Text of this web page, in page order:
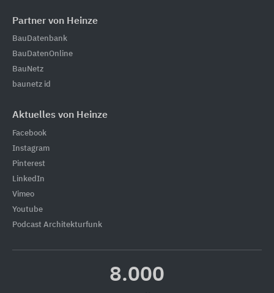
Partner von Heinze
BauDatenbank
BauDatenOnline
BauNetz
baunetz id
Aktuelles von Heinze
Facebook
Instagram
Pinterest
LinkedIn
Vimeo
Youtube
Podcast Architekturfunk
8.000